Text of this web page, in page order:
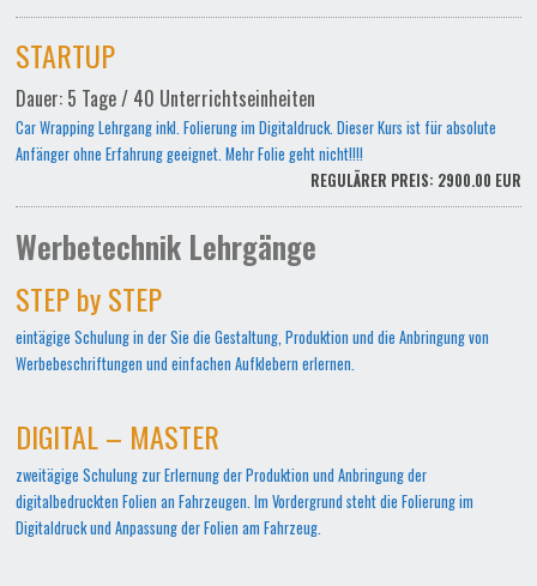
STARTUP
Dauer: 5 Tage / 40 Unterrichtseinheiten
Car Wrapping Lehrgang inkl. Folierung im Digitaldruck. Dieser Kurs ist für absolute
Anfänger ohne Erfahrung geeignet. Mehr Folie geht nicht!!!!
REGULÄRER PREIS: 2900.00 EUR
Werbetechnik Lehrgänge
STEP by STEP
eintägige Schulung in der Sie die Gestaltung, Produktion und die Anbringung von
Werbebeschriftungen und einfachen Aufklebern erlernen.
DIGITAL – MASTER
zweitägige Schulung zur Erlernung der Produktion und Anbringung der
digitalbedruckten Folien an Fahrzeugen. Im Vordergrund steht die Folierung im
Digitaldruck und Anpassung der Folien am Fahrzeug.